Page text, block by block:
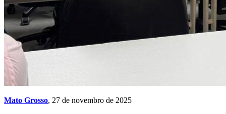
Mato Grosso, 27 de novembro de 2025